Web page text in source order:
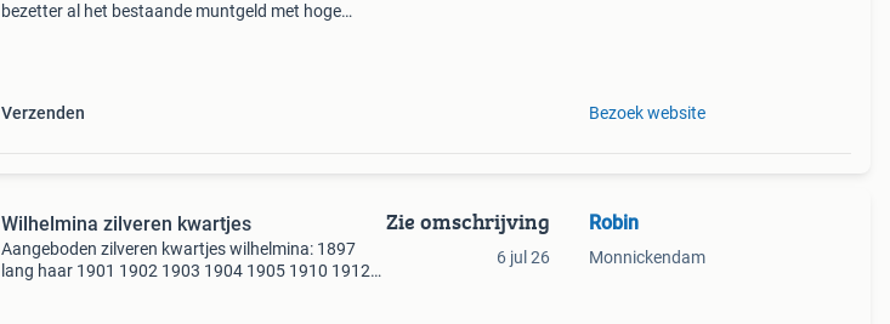
bezetter al het bestaande muntgeld met hoge
Verzenden
Bezoek website
Wilhelmina zilveren kwartjes
Aangeboden zilveren kwartjes wilhelmina: 1897
lang haar 1901 1902 1903 1904 1905 1910 1912
Zie omschrijving
6 jul 26
Robin
Monnickendam